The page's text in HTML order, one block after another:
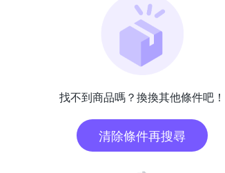
找不到商品嗎？換換其他條件吧！
清除條件再搜尋